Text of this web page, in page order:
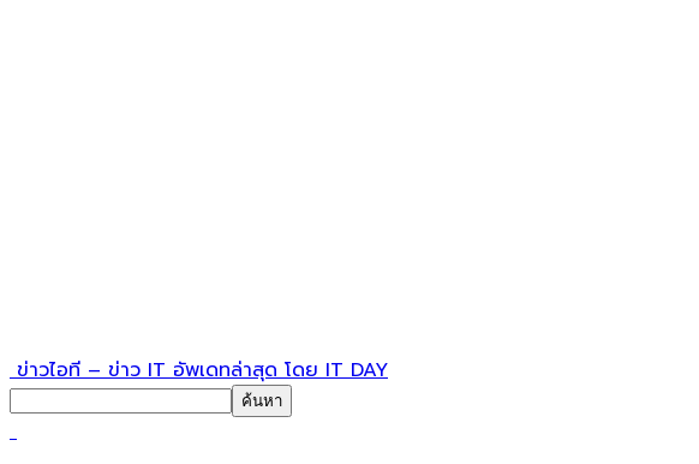
ข่าวไอที – ข่าว IT อัพเดทล่าสุด โดย IT DAY